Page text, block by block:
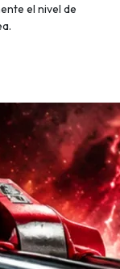
el nivel de